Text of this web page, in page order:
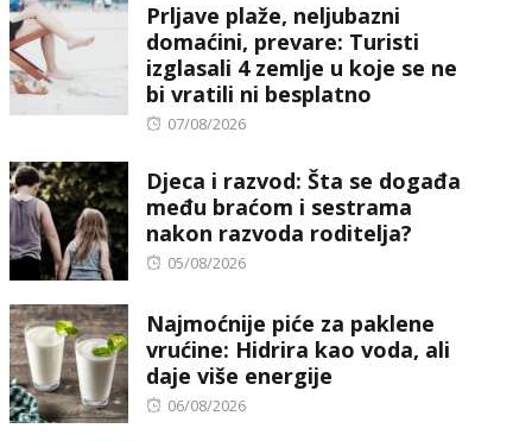
Prljave plaže, neljubazni
domaćini, prevare: Turisti
izglasali 4 zemlje u koje se ne
bi vratili ni besplatno
Posted
07/08/2026
Djeca i razvod: Šta se događa
među braćom i sestrama
nakon razvoda roditelja?
Posted
05/08/2026
Najmoćnije piće za paklene
vrućine: Hidrira kao voda, ali
daje više energije
Posted
06/08/2026